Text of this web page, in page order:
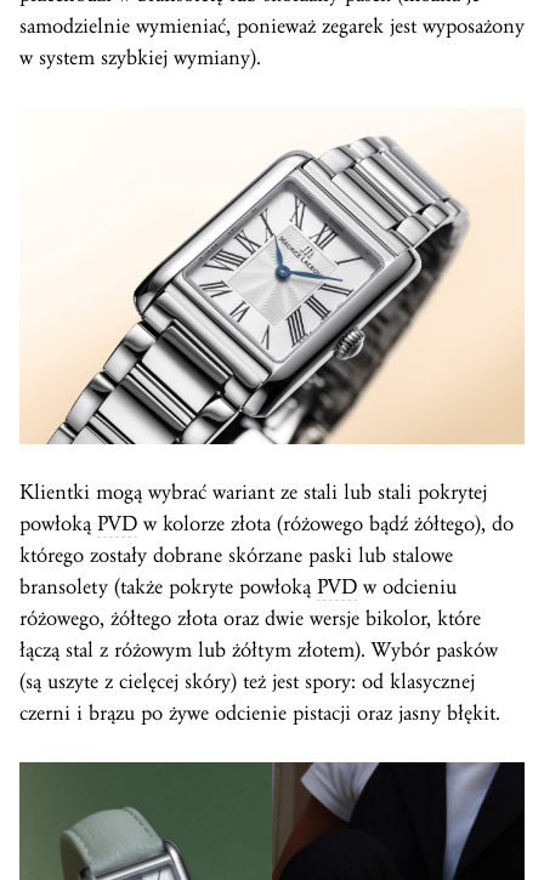
samodzielnie wymieniać, ponieważ zegarek jest wyposażony
w system szybkiej wymiany).
Klientki mogą wybrać wariant ze stali lub stali pokrytej
powłoką PVD w kolorze złota (różowego bądź żółtego), do
którego zostały dobrane skórzane paski lub stalowe
bransolety (także pokryte powłoką PVD w odcieniu
różowego, żółtego złota oraz dwie wersje bikolor, które
łączą stal z różowym lub żółtym złotem). Wybór pasków
(są uszyte z cielęcej skóry) też jest spory: od klasycznej
czerni i brązu po żywe odcienie pistacji oraz jasny błękit.